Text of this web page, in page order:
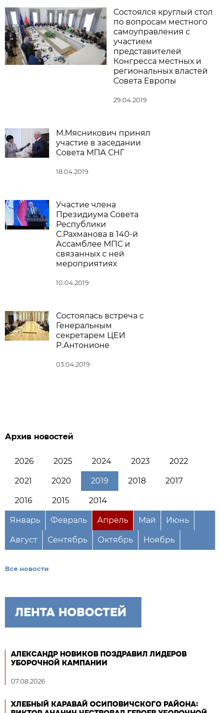
Состоялся круглый стол
по вопросам местного
самоуправления с
участием
представителей
Конгресса местных и
региональных властей
Совета Европы
29.04.2019
М.Мясникович принял
участие в заседании
Совета МПА СНГ
18.04.2019
Участие члена
Президиума Совета
Республики
С.Рахманова в 140-й
Ассамблее МПС и
связанных с ней
мероприятиях
10.04.2019
Состоялась встреча с
Генеральным
секретарем ЦЕИ
Р.Антонионе
03.04.2019
Архив новостей
2026 2025 2024 2023 2022
2021 2020 2019 2018 2017
2016 2015 2014
Январь Февраль Апрель Май Июнь
Август Сентябрь Октябрь Ноябрь
Все новости
ЛЕНТА НОВОСТЕЙ
АЛЕКСАНДР НОВИКОВ ПОЗДРАВИЛ ЛИДЕРОВ
УБОРОЧНОЙ КАМПАНИИ
07.08.2026
ХЛЕБНЫЙ КАРАВАЙ ОСИПОВИЧСКОГО РАЙОНА: